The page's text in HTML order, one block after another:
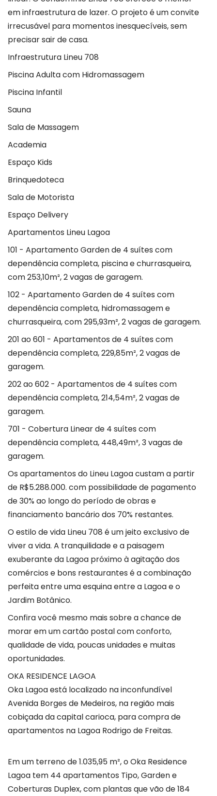
em infraestrutura de lazer. O projeto é um convite
irrecusável para momentos inesquecíveis, sem
precisar sair de casa.
Infraestrutura Lineu 708
Piscina Adulta com Hidromassagem
Piscina Infantil
Sauna
Sala de Massagem
Academia
Espaço Kids
Brinquedoteca
Sala de Motorista
Espaço Delivery
Apartamentos Lineu Lagoa
101 - Apartamento Garden de 4 suítes com
dependência completa, piscina e churrasqueira,
com 253,10m², 2 vagas de garagem.
102 - Apartamento Garden de 4 suítes com
dependência completa, hidromassagem e
churrasqueira, com 295,93m², 2 vagas de garagem.
201 ao 601 - Apartamentos de 4 suítes com
dependência completa, 229,85m², 2 vagas de
garagem.
202 ao 602 - Apartamentos de 4 suítes com
dependência completa, 214,54m², 2 vagas de
garagem.
701 - Cobertura Linear de 4 suítes com
dependência completa, 448,49m², 3 vagas de
garagem.
Os apartamentos do Lineu Lagoa custam a partir
de R$5.288.000. com possibilidade de pagamento
de 30% ao longo do período de obras e
financiamento bancário dos 70% restantes.
O estilo de vida Lineu 708 é um jeito exclusivo de
viver a vida. A tranquilidade e a paisagem
exuberante da Lagoa próximo à agitação dos
comércios e bons restaurantes é a combinação
perfeita entre uma esquina entre a Lagoa e o
Jardim Botânico.
Confira você mesmo mais sobre a chance de
morar em um cartão postal com conforto,
qualidade de vida, poucas unidades e muitas
oportunidades.
OKA RESIDENCE LAGOA
Oka Lagoa está localizado na inconfundível
Avenida Borges de Medeiros, na região mais
cobiçada da capital carioca, para compra de
apartamentos na Lagoa Rodrigo de Freitas.
Em um terreno de 1.035,95 m², o Oka Residence
Lagoa tem 44 apartamentos Tipo, Garden e
Coberturas Duplex, com plantas que vão de 184